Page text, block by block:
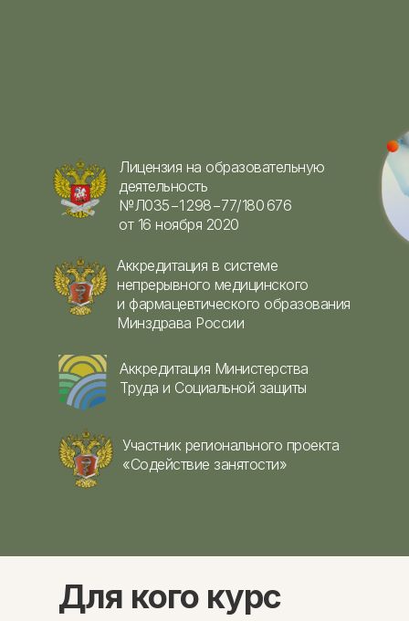
Лицензия на образовательную
деятельность
№Л035−1 298−77/180 676
от 16 ноября 2020
Аккредитация Министерства
Труда и Социальной защиты
Аккредитация в системе
непрерывного медицинского
и фармацевтического образования
Минздрава России
Участник регионального проекта
«Содействие занятости»
Для кого курс